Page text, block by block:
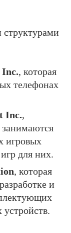
Inc., которая
телефонах
Inc.,
занимаются
игровых
для них.
, которая
и